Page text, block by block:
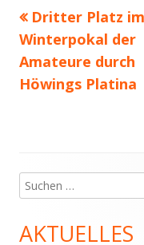
Vorheriger
Beitrag:
Dritter Platz im
Winterpokal der
Amateure durch
Höwings Platina
Haupt-
Seitenleiste
Suchen
nach:
AKTUELLES